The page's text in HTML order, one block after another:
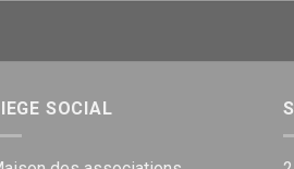
SOCIAL